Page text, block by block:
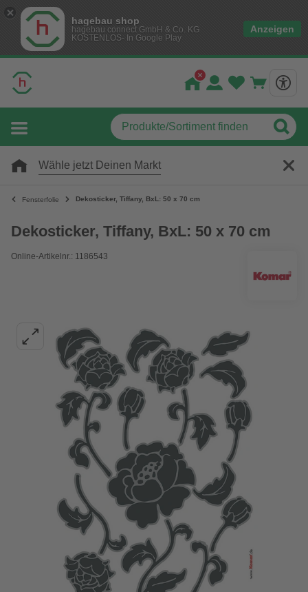
hagebau shop
hagebau connect GmbH & Co. KG
KOSTENLOS- In Google Play
Anzeigen
Wähle jetzt Deinen Markt
Fensterfolie Dekosticker, Tiffany, BxL: 50 x 70 cm
Dekosticker, Tiffany, BxL: 50 x 70 cm
Online-Artikelnr.: 1186543